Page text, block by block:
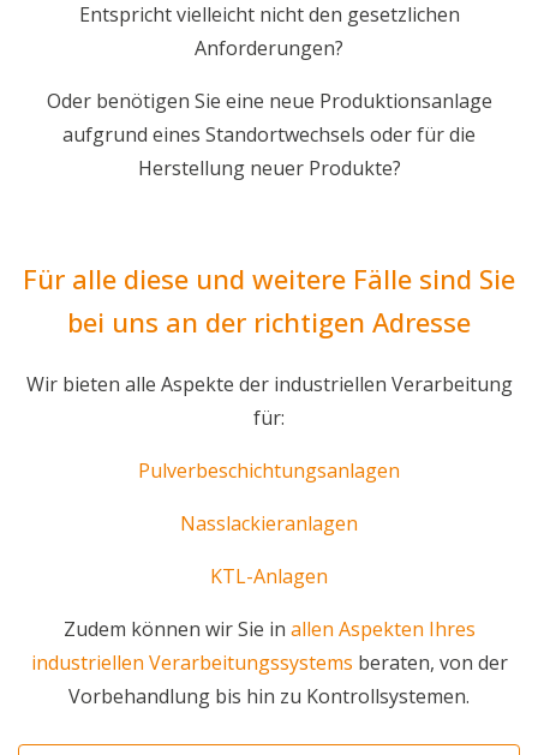
Entspricht vielleicht nicht den gesetzlichen
Anforderungen?
Oder benötigen Sie eine neue Produktionsanlage
aufgrund eines Standortwechsels oder für die
Herstellung neuer Produkte?
Für alle diese und weitere Fälle sind Sie
bei uns an der richtigen Adresse
Wir bieten alle Aspekte der industriellen Verarbeitung
für:
Pulverbeschichtungsanlagen
Nasslackieranlagen
KTL-Anlagen
Zudem können wir Sie in allen Aspekten Ihres
industriellen Verarbeitungssystems beraten, von der
Vorbehandlung bis hin zu Kontrollsystemen.